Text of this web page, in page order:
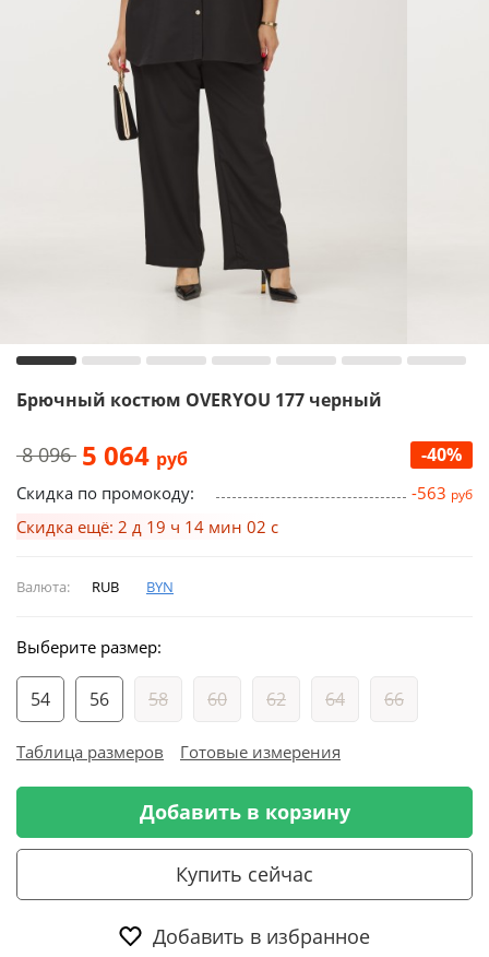
Брючный костюм OVERYOU 177 черный
8 096 5 064 руб -40%
Скидка по промокоду: -563 руб
Скидка ещё: 2 д 19 ч 14 мин 01 с
Валюта: RUB BYN
Выберите размер:
54 56 58 60 62 64 66
Таблица размеров Готовые измерения
Добавить в корзину
Купить сейчас
Добавить в избранное